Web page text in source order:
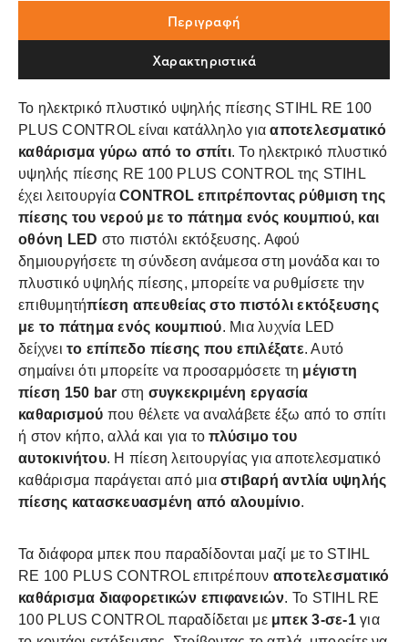
Περιγραφή
Χαρακτηριστικά
Το ηλεκτρικό πλυστικό υψηλής πίεσης STIHL RE 100
PLUS CONTROL είναι κατάλληλο για αποτελεσματικό
καθάρισμα γύρω από το σπίτι. Το ηλεκτρικό πλυστικό
υψηλής πίεσης RE 100 PLUS CONTROL της STIHL
έχει λειτουργία CONTROL επιτρέποντας ρύθμιση της
πίεσης του νερού με το πάτημα ενός κουμπιού, και
οθόνη LED στο πιστόλι εκτόξευσης. Αφού
δημιουργήσετε τη σύνδεση ανάμεσα στη μονάδα και το
πλυστικό υψηλής πίεσης, μπορείτε να ρυθμίσετε την
επιθυμητήπίεση απευθείας στο πιστόλι εκτόξευσης
με το πάτημα ενός κουμπιού. Μια λυχνία LED
δείχνει το επίπεδο πίεσης που επιλέξατε. Αυτό
σημαίνει ότι μπορείτε να προσαρμόσετε τη μέγιστη
πίεση 150 bar στη συγκεκριμένη εργασία
καθαρισμού που θέλετε να αναλάβετε έξω από το σπίτι
ή στον κήπο, αλλά και για το πλύσιμο του
αυτοκινήτου. Η πίεση λειτουργίας για αποτελεσματικό
καθάρισμα παράγεται από μια στιβαρή αντλία υψηλής
πίεσης κατασκευασμένη από αλουμίνιο.
Τα διάφορα μπεκ που παραδίδονται μαζί με το STIHL
RE 100 PLUS CONTROL επιτρέπουν αποτελεσματικό
καθάρισμα διαφορετικών επιφανειών. Το STIHL RE
100 PLUS CONTROL παραδίδεται με μπεκ 3-σε-1 για